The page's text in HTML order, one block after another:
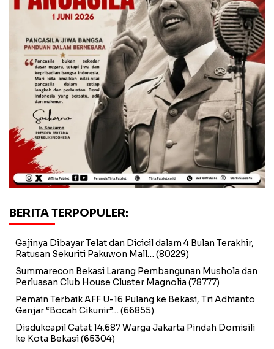
BERITA TERPOPULER:
Gajinya Dibayar Telat dan Dicicil dalam 4 Bulan Terakhir,
Ratusan Sekuriti Pakuwon Mall… (80229)
Summarecon Bekasi Larang Pembangunan Mushola dan
Perluasan Club House Cluster Magnolia (78777)
Pemain Terbaik AFF U-16 Pulang ke Bekasi, Tri Adhianto
Ganjar “Bocah Cikunir”… (66855)
Disdukcapil Catat 14.687 Warga Jakarta Pindah Domisili
ke Kota Bekasi(65304)